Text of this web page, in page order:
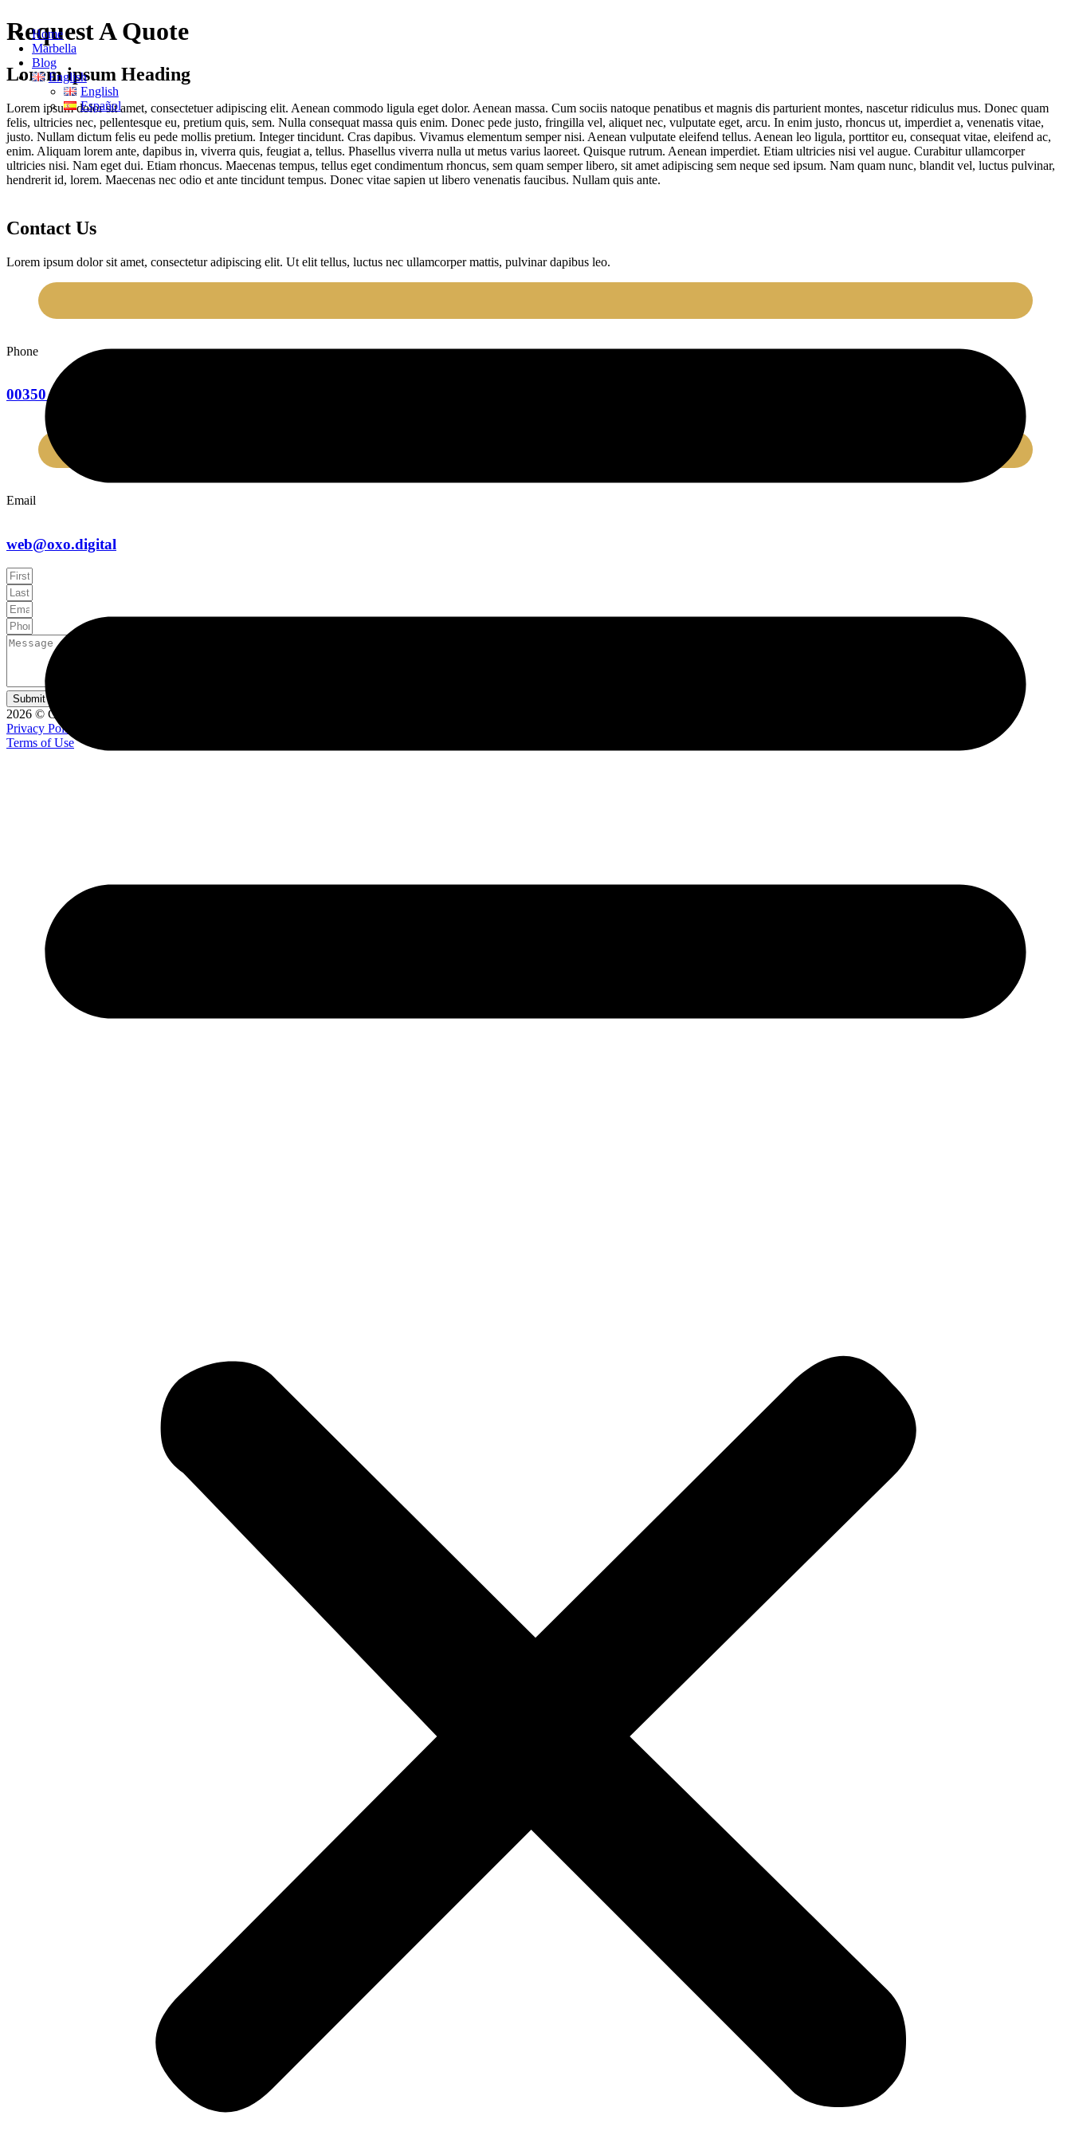
Home
Marbella
Blog
English
English
Español
Request A Quote
Lorem ipsum Heading
Lorem ipsum dolor sit amet, consectetuer adipiscing elit. Aenean commodo ligula eget dolor. Aenean massa. Cum sociis natoque penatibus et magnis dis parturient montes, nascetur ridiculus mus. Donec quam
felis, ultricies nec, pellentesque eu, pretium quis, sem. Nulla consequat massa quis enim. Donec pede justo, fringilla vel, aliquet nec, vulputate eget, arcu. In enim justo, rhoncus ut, imperdiet a, venenatis vitae,
justo. Nullam dictum felis eu pede mollis pretium. Integer tincidunt. Cras dapibus. Vivamus elementum semper nisi. Aenean vulputate eleifend tellus. Aenean leo ligula, porttitor eu, consequat vitae, eleifend ac,
enim. Aliquam lorem ante, dapibus in, viverra quis, feugiat a, tellus. Phasellus viverra nulla ut metus varius laoreet. Quisque rutrum. Aenean imperdiet. Etiam ultricies nisi vel augue. Curabitur ullamcorper
ultricies nisi. Nam eget dui. Etiam rhoncus. Maecenas tempus, tellus eget condimentum rhoncus, sem quam semper libero, sit amet adipiscing sem neque sed ipsum. Nam quam nunc, blandit vel, luctus pulvinar,
hendrerit id, lorem. Maecenas nec odio et ante tincidunt tempus. Donec vitae sapien ut libero venenatis faucibus. Nullam quis ante.
Contact Us
Lorem ipsum dolor sit amet, consectetur adipiscing elit. Ut elit tellus, luctus nec ullamcorper mattis, pulvinar dapibus leo.
00350 5407070
Phone
web@oxo.digital
Email
Submit
2026 © Copyright – OXO Digital Growth Services
Privacy Policy
Terms of Use